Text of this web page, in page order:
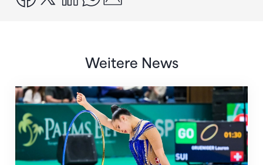
Weitere News
Nächster Halt: Weltmeisterschaft